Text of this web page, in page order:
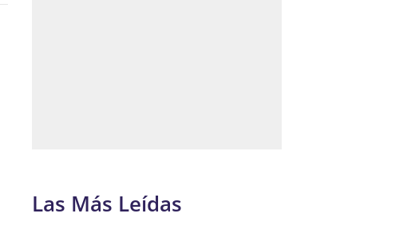
Las Más Leídas